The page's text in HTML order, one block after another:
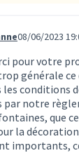
08/06/2023
pour votre
générale
les conditions
par notre
que
la
importants,